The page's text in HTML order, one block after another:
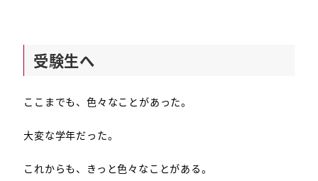
受験生へ
ここまでも、色々なことがあった。
大変な学年だった。
これからも、きっと色々なことがある。